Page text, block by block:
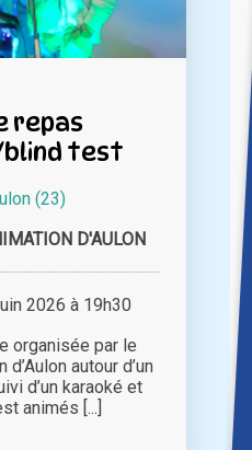
repas
test
(23)
D'AULON
2026 à 19h30
organisée par le
autour d’un
d’un karaoké et
animés [...]